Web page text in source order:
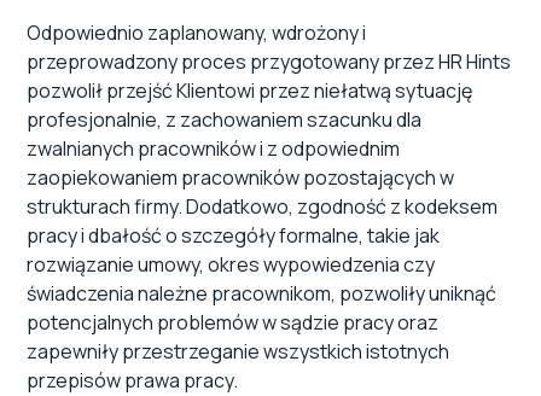
Odpowiednio zaplanowany, wdrożony i
przeprowadzony proces przygotowany przez HR Hints
pozwolił przejść Klientowi przez niełatwą sytuację
profesjonalnie, z zachowaniem szacunku dla
zwalnianych pracowników i z odpowiednim
zaopiekowaniem pracowników pozostających w
strukturach firmy. Dodatkowo, zgodność z kodeksem
pracy i dbałość o szczegóły formalne, takie jak
rozwiązanie umowy, okres wypowiedzenia czy
świadczenia należne pracownikom, pozwoliły uniknąć
potencjalnych problemów w sądzie pracy oraz
zapewniły przestrzeganie wszystkich istotnych
przepisów prawa pracy.